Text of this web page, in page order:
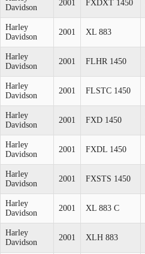
Davidson
2001 FXDXT 1450
Harley
Davidson
2001 XL 883
Harley
Davidson
2001 FLHR 1450
Harley
Davidson
2001 FLSTC 1450
Harley
Davidson
2001 FXD 1450
Harley
Davidson
2001 FXDL 1450
Harley
Davidson
2001 FXSTS 1450
Harley
Davidson
2001 XL 883 C
Harley
Davidson
2001 XLH 883